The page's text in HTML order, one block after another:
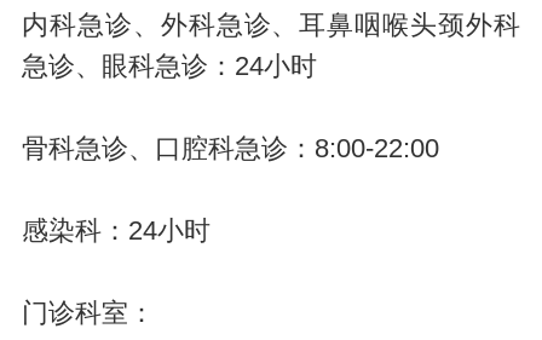
内科急诊、外科急诊、耳鼻咽喉头颈外科
急诊、眼科急诊：24小时
骨科急诊、口腔科急诊：8:00-22:00
感染科：24小时
门诊科室：